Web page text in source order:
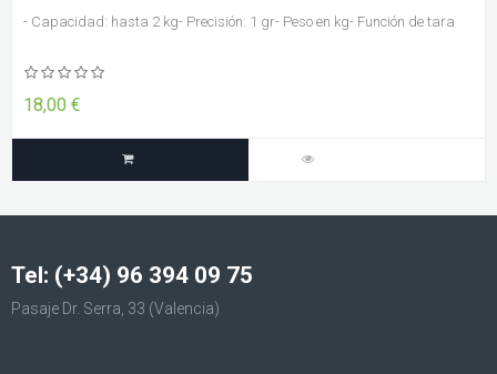
- Capacidad: hasta 2 kg- Precisión: 1 gr- Peso en kg- Función de tara
18,00 €
Tel: (+34) 96 394 09 75
Pasaje Dr. Serra, 33 (Valencia)